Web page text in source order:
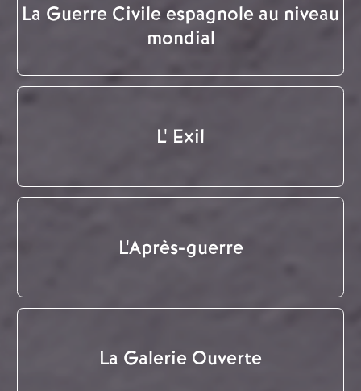
La Guerre Civile espagnole au niveau
mondial
L' Exil
L'Après-guerre
La Galerie Ouverte